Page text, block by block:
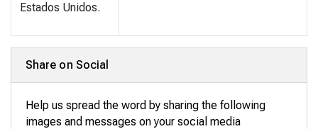
Estados Unidos.
Share on Social
Help us spread the word by sharing the following
images and messages on your social media